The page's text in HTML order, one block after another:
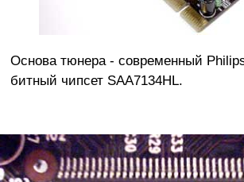
Основа тюнера - современный
битный чипсет SAA7134HL.